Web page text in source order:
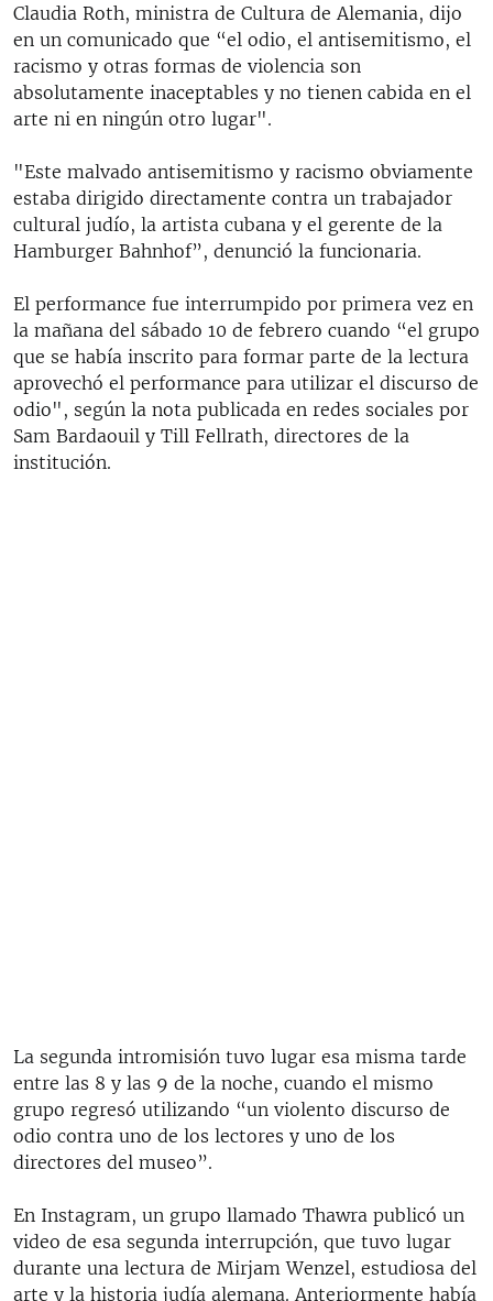
Claudia Roth, ministra de Cultura de Alemania, dijo
en un comunicado que “el odio, el antisemitismo, el
racismo y otras formas de violencia son
absolutamente inaceptables y no tienen cabida en el
arte ni en ningún otro lugar".
"Este malvado antisemitismo y racismo obviamente
estaba dirigido directamente contra un trabajador
cultural judío, la artista cubana y el gerente de la
Hamburger Bahnhof”, denunció la funcionaria.
El performance fue interrumpido por primera vez en
la mañana del sábado 10 de febrero cuando “el grupo
que se había inscrito para formar parte de la lectura
aprovechó el performance para utilizar el discurso de
odio", según la nota publicada en redes sociales por
Sam Bardaouil y Till Fellrath, directores de la
institución.
La segunda intromisión tuvo lugar esa misma tarde
entre las 8 y las 9 de la noche, cuando el mismo
grupo regresó utilizando “un violento discurso de
odio contra uno de los lectores y uno de los
directores del museo”.
En Instagram, un grupo llamado Thawra publicó un
video de esa segunda interrupción, que tuvo lugar
durante una lectura de Mirjam Wenzel, estudiosa del
arte y la historia judía alemana. Anteriormente había